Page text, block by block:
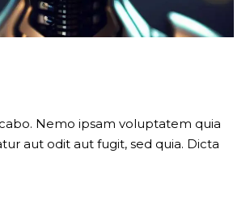
Nemo ipsam voluptatem quia
aut odit aut fugit, sed quia. Dicta